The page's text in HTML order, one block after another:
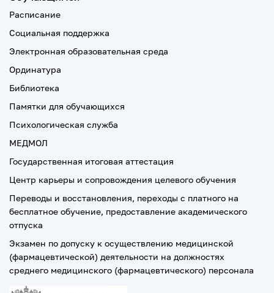
Расписание
Социальная поддержка
Электронная образовательная среда
Ординатура
Библиотека
Памятки для обучающихся
Психологическая служба
МЕДМОЛ
Государственная итоговая аттестация
Центр карьеры и сопровождения целевого обучения
Переводы и восстановления, переходы с платного на
бесплатное обучение, предоставление академического
отпуска
Экзамен по допуску к осуществлению медицинской
(фармацевтической) деятельности на должностях
среднего медицинского (фармацевтического) персонала